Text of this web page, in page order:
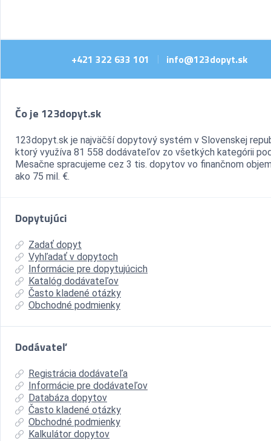
+421 322 633 101 info@123dopyt.sk
Čo je 123dopyt.sk
123dopyt.sk je najväčší dopytový systém v Slovenskej
ktorý využíva 81 558 dodávateľov zo všetkých kategórii
Mesačne spracujeme cez 3 tis. dopytov vo finančnom
ako 75 mil. €.
Dopytujúci
Zadať dopyt
Vyhľadať v dopytoch
Informácie pre dopytujúcich
Katalóg dodávateľov
Často kladené otázky
Obchodné podmienky
Dodávateľ
Registrácia dodávateľa
Informácie pre dodávateľov
Databáza dopytov
Často kladené otázky
Obchodné podmienky
Kalkulátor dopytov